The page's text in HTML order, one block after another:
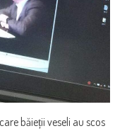
băieții veseli au scos